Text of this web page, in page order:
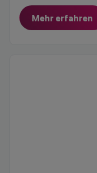
Mehr erfahren